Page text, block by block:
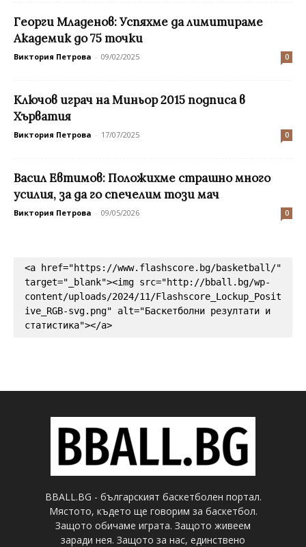
Георги Младенов: Успяхме да лимитираме
Академик до 75 точки
Виктория Петрова - 09/02/2025 0
Ключов играч на Миньор 2015 подписа в
Хърватия
Виктория Петрова - 17/07/2025 0
Васил Евтимов: Положихме страшно много
усилия, за да го спечелим този мач
Виктория Петрова - 09/05/2026 0
<a href="https://www.flashscore.bg/basketball/"
target="_blank"><img src="http://bball.bg/wp-
content/uploads/2024/11/Flashscore_Lockup_Posit
ive_RGB-svg.png" alt="Баскетболни резултати и
статистика"></a>
BBALL.BG - българският баскетболен портал.
Мястото, където ще говорим за баскетбол.
Защото обичаме играта. Защото живеем
заради нея. Защото за нас, единствено